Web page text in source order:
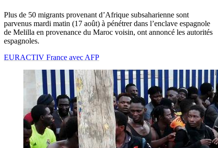
Plus de 50 migrants provenant d’Afrique subsaharienne sont
parvenus mardi matin (17 août) à pénétrer dans l’enclave espagnole
de Melilla en provenance du Maroc voisin, ont annoncé les autorités
espagnoles.
EURACTIV France avec AFP